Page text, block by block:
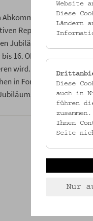
Abkommen zur
Republik
Jubiläums dieses
16. Oktober 2016 die
wird. Mit einem
in Form von
in der
Website
Diese
Ländern
Diese
auch in
führen
Ihnen
Seite
Nur